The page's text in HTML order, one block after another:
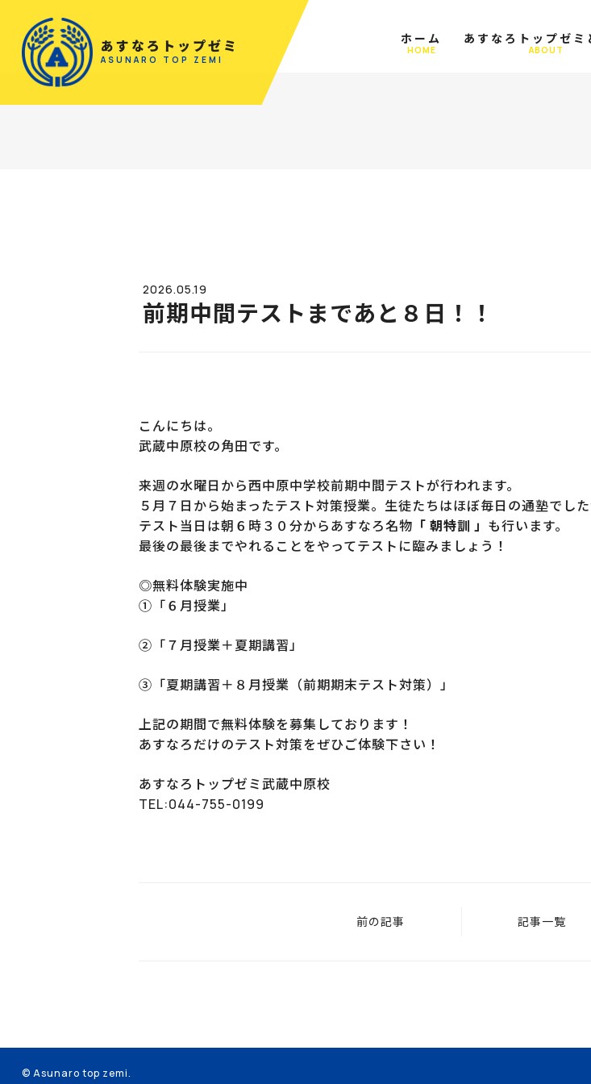
あすなろトップゼミ
ASUNARO TOP ZEMI
ホーム
HOME
あすなろトップゼミ
ABOUT
2026.05.19
前期中間テストまであと８日！！
こんにちは。
武蔵中原校の角田です。
来週の水曜日から西中原中学校前期中間テストが行われます。
５月７日から始まったテスト対策授業。生徒たちはほぼ毎日の通塾でし
テスト当日は朝６時３０分からあすなろ名物 「 朝特訓 」 も行います。
最後の最後までやれることをやってテストに臨みましょう！
◎無料体験実施中
①「６月授業」
②「７月授業＋夏期講習」
③「夏期講習＋８月授業（前期期末テスト対策）」
上記の期間で無料体験を募集しております！
あすなろだけのテスト対策をぜひご体験下さい！
あすなろトップゼミ武蔵中原校
TEL:044-755-0199
前の記事 記事一覧
© Asunaro top zemi.